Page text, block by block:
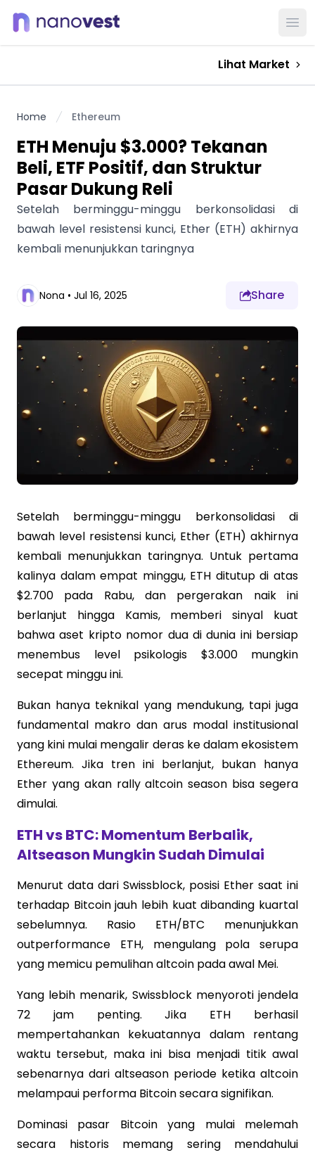
Lihat Market
Home Ethereum
ETH Menuju $3.000? Tekanan
Beli, ETF Positif, dan Struktur
Pasar Dukung Reli
Setelah berminggu-minggu berkonsolidasi di
bawah level resistensi kunci, Ether (ETH) akhirnya
kembali menunjukkan taringnya
Nona • Jul 16, 2025 Share
Setelah berminggu-minggu berkonsolidasi di
bawah level resistensi kunci, Ether (ETH) akhirnya
kembali menunjukkan taringnya. Untuk pertama
kalinya dalam empat minggu, ETH ditutup di atas
$2.700 pada Rabu, dan pergerakan naik ini
berlanjut hingga Kamis, memberi sinyal kuat
bahwa aset kripto nomor dua di dunia ini bersiap
menembus level psikologis $3.000 mungkin
secepat minggu ini.
Bukan hanya teknikal yang mendukung, tapi juga
fundamental makro dan arus modal institusional
yang kini mulai mengalir deras ke dalam ekosistem
Ethereum. Jika tren ini berlanjut, bukan hanya
Ether yang akan rally altcoin season bisa segera
dimulai.
ETH vs BTC: Momentum Berbalik,
Altseason Mungkin Sudah Dimulai
Menurut data dari Swissblock, posisi Ether saat ini
terhadap Bitcoin jauh lebih kuat dibanding kuartal
sebelumnya. Rasio ETH/BTC menunjukkan
outperformance ETH, mengulang pola serupa
yang memicu pemulihan altcoin pada awal Mei.
Yang lebih menarik, Swissblock menyoroti jendela
72 jam penting. Jika ETH berhasil
mempertahankan kekuatannya dalam rentang
waktu tersebut, maka ini bisa menjadi titik awal
sebenarnya dari altseason periode ketika altcoin
melampaui performa Bitcoin secara signifikan.
Dominasi pasar Bitcoin yang mulai melemah
secara historis memang sering mendahului